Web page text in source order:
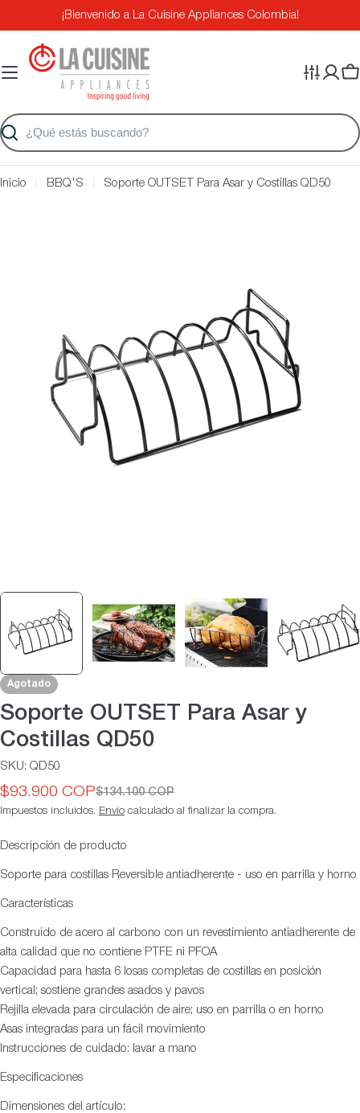
al
contenido
¡Bienvenido a La Cuisine Appliances Colombia!
Buscar
Inicio BBQ'S Soporte OUTSET Para Asar y Costillas QD50
medios 0 en modal
Agotado
Soporte OUTSET Para Asar y
Costillas QD50
SKU: QD50
Precio
de
$93.900 COP
Precio
habitual
$134.100 COP
Impuestos incluidos. Envío calculado al finalizar la compra.
Descripción de producto
Soporte para costillas Reversible antiadherente - uso en parrilla y horno
Características
Construido de acero al carbono con un revestimiento antiadherente de
alta calidad que no contiene PTFE ni PFOA
Capacidad para hasta 6 losas completas de costillas en posición
vertical; sostiene grandes asados y pavos
Rejilla elevada para circulación de aire; uso en parrilla o en horno
Asas integradas para un fácil movimiento
Instrucciones de cuidado: lavar a mano
Especificaciones
Dimensiones del artículo: